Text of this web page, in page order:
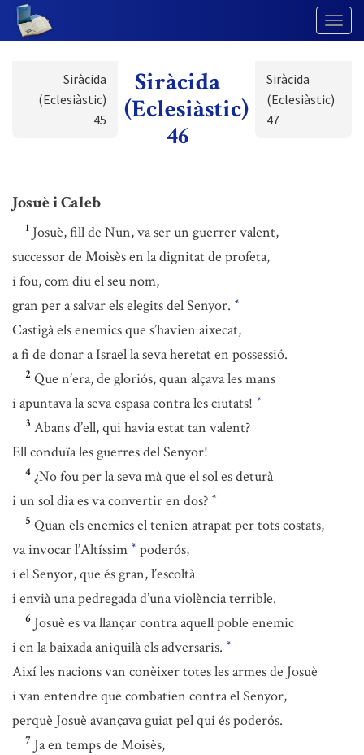
Siràcida
(Eclesiàstic)
45
Siràcida
(Eclesiàstic)
46
Siràcida
(Eclesiàstic)
47
Josuè i Caleb
1 Josuè, fill de Nun, va ser un guerrer valent,
successor de Moisès en la dignitat de profeta,
i fou, com diu el seu nom,
gran per a salvar els elegits del Senyor. *
Castigà els enemics que s’havien aixecat,
a fi de donar a Israel la seva heretat en possessió.
2 Que n’era, de gloriós, quan alçava les mans
i apuntava la seva espasa contra les ciutats! *
3 Abans d’ell, qui havia estat tan valent?
Ell conduïa les guerres del Senyor!
4 ¿No fou per la seva mà que el sol es deturà
i un sol dia es va convertir en dos? *
5 Quan els enemics el tenien atrapat per tots costats,
va invocar l’Altíssim * poderós,
i el Senyor, que és gran, l’escoltà
i envià una pedregada d’una violència terrible.
6 Josuè es va llançar contra aquell poble enemic
i en la baixada aniquilà els adversaris. *
Així les nacions van conèixer totes les armes de Josuè
i van entendre que combatien contra el Senyor,
perquè Josuè avançava guiat pel qui és poderós.
7 Ja en temps de Moisès,